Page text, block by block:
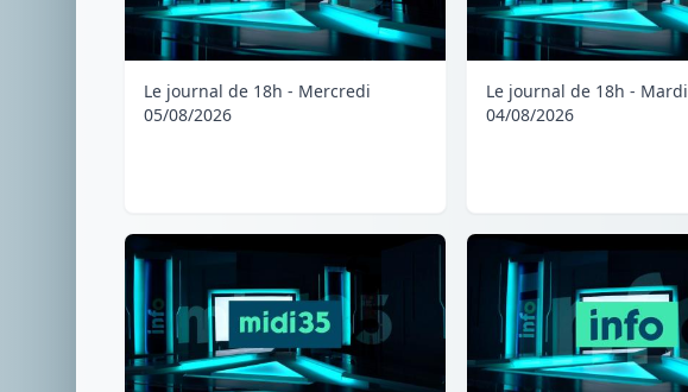
Le journal de 18h - Mercredi
05/08/2026
Le journal de 18h - Mardi
04/08/2026